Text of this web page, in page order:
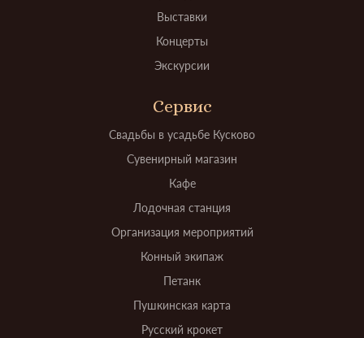
Выставки
Концерты
Экскурсии
Сервис
Свадьбы в усадьбе Кусково
Сувенирный магазин
Кафе
Лодочная станция
Организация мероприятий
Конный экипаж
Петанк
Пушкинская карта
Русский крокет